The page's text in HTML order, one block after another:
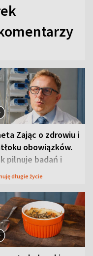
Zając o zdrowiu i
obowiązków.
pilnuje badań i
długie życie